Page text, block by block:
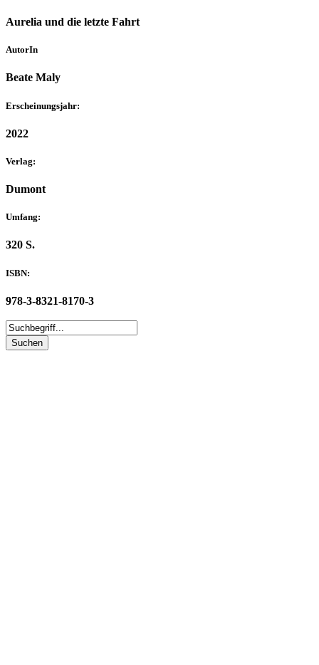
Aurelia und die letzte Fahrt
AutorIn
Beate Maly
Erscheinungsjahr:
2022
Verlag:
Dumont
Umfang:
320 S.
ISBN:
978-3-8321-8170-3